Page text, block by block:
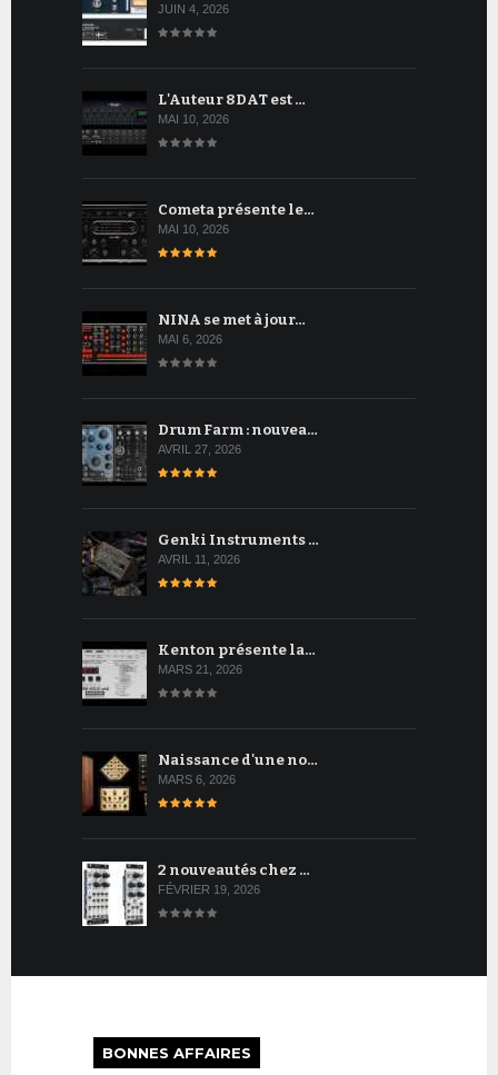
JUIN 4, 2026
L'Auteur 8DAT est …
MAI 10, 2026
Cometa présente le…
MAI 10, 2026
NINA se met à jour…
MAI 6, 2026
Drum Farm : nouvea…
AVRIL 27, 2026
Genki Instruments …
AVRIL 11, 2026
Kenton présente la…
MARS 21, 2026
Naissance d'une no…
MARS 6, 2026
2 nouveautés chez …
FÉVRIER 19, 2026
BONNES AFFAIRES